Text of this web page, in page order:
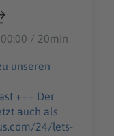
auf RTL+.
den
es hier:
video-
dance-der-
podcast-
/ 20min
unseren
auch als